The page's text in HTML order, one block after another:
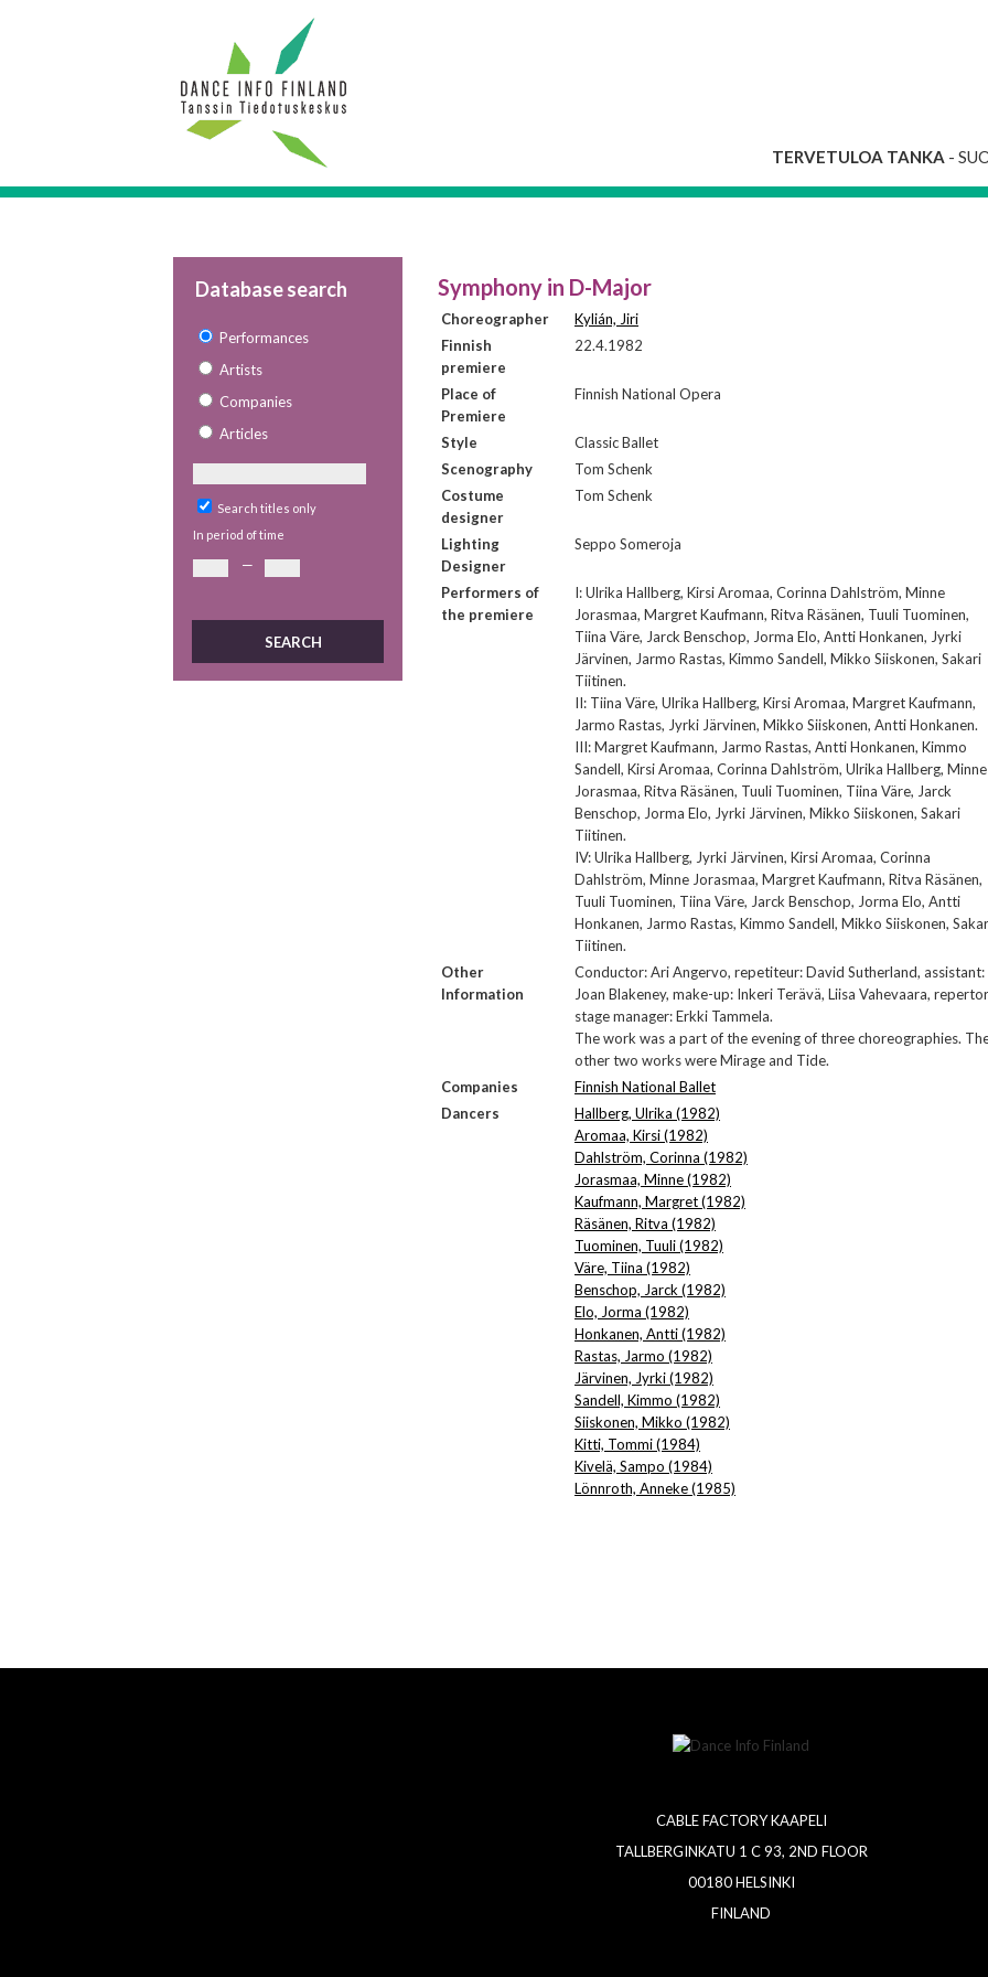
TERVETULOA TANKA -
Database search
Performances
Artists
Companies
Articles
Search titles only
In period of time
—
Symphony in D-Major
Choreographer
Kylián, Jiri
Finnish
premiere
22.4.1982
Place of
Premiere
Finnish National Opera
Style
Classic Ballet
Scenography
Tom Schenk
Costume
designer
Tom Schenk
Lighting
Designer
Seppo Someroja
Performers of
the premiere
I: Ulrika Hallberg, Kirsi Aromaa, Corinna Dahlström, Minne
Jorasmaa, Margret Kaufmann, Ritva Räsänen, Tuuli Tuominen,
Tiina Väre, Jarck Benschop, Jorma Elo, Antti Honkanen, Jyrki
Järvinen, Jarmo Rastas, Kimmo Sandell, Mikko Siiskonen, Sakari
Tiitinen.
II: Tiina Väre, Ulrika Hallberg, Kirsi Aromaa, Margret Kaufmann,
Jarmo Rastas, Jyrki Järvinen, Mikko Siiskonen, Antti Honkanen.
III: Margret Kaufmann, Jarmo Rastas, Antti Honkanen, Kimmo
Sandell, Kirsi Aromaa, Corinna Dahlström, Ulrika Hallberg, Minne
Jorasmaa, Ritva Räsänen, Tuuli Tuominen, Tiina Väre, Jarck
Benschop, Jorma Elo, Jyrki Järvinen, Mikko Siiskonen, Sakari
Tiitinen.
IV: Ulrika Hallberg, Jyrki Järvinen, Kirsi Aromaa, Corinna
Dahlström, Minne Jorasmaa, Margret Kaufmann, Ritva Räsänen,
Tuuli Tuominen, Tiina Väre, Jarck Benschop, Jorma Elo, Antti
Honkanen, Jarmo Rastas, Kimmo Sandell, Mikko Siiskonen,
Tiitinen.
Other
Information
Conductor: Ari Angervo, repetiteur: David Sutherland, assistant:
Joan Blakeney, make-up: Inkeri Terävä, Liisa Vahevaara,
stage manager: Erkki Tammela.
The work was a part of the evening of three choreographies.
other two works were Mirage and Tide.
Companies
Finnish National Ballet
Dancers
Hallberg, Ulrika (1982)
Aromaa, Kirsi (1982)
Dahlström, Corinna (1982)
Jorasmaa, Minne (1982)
Kaufmann, Margret (1982)
Räsänen, Ritva (1982)
Tuominen, Tuuli (1982)
Väre, Tiina (1982)
Benschop, Jarck (1982)
Elo, Jorma (1982)
Honkanen, Antti (1982)
Rastas, Jarmo (1982)
Järvinen, Jyrki (1982)
Sandell, Kimmo (1982)
Siiskonen, Mikko (1982)
Kitti, Tommi (1984)
Kivelä, Sampo (1984)
Lönnroth, Anneke (1985)
CABLE FACTORY KAAPELI
TALLBERGINKATU 1 C 93, 2ND FLOOR
00180 HELSINKI
FINLAND